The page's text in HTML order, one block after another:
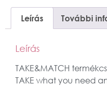
Leírás További
Leírás
TAKE&MATCH
TAKE what you need